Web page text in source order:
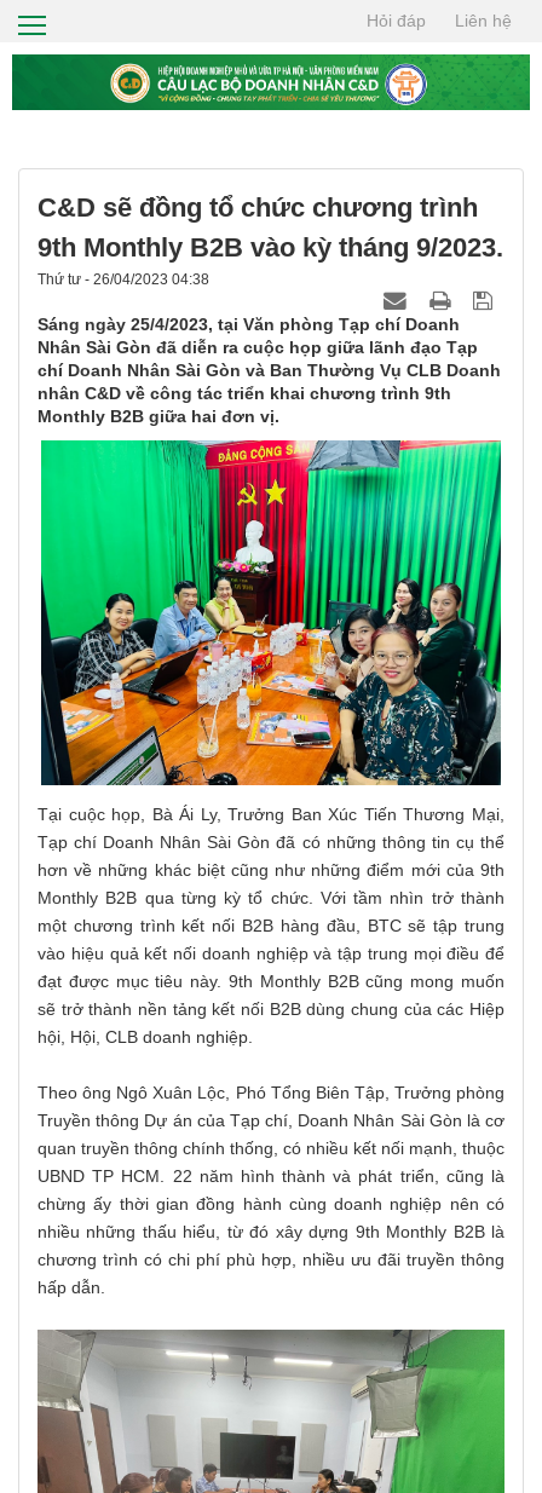
Hỏi đáp Liên hệ
CƠ HỘI GIAO THƯƠNG
TÌM KIẾM
LIÊN HỆ
C&D sẽ đồng tổ chức chương trình
9th Monthly B2B vào kỳ tháng 9/2023.
Thứ tư - 26/04/2023 04:38
Sáng ngày 25/4/2023, tại Văn phòng Tạp chí Doanh
Nhân Sài Gòn đã diễn ra cuộc họp giữa lãnh đạo Tạp
chí Doanh Nhân Sài Gòn và Ban Thường Vụ CLB Doanh
nhân C&D về công tác triển khai chương trình 9th
Monthly B2B giữa hai đơn vị.
Tại cuộc họp, Bà Ái Ly, Trưởng Ban Xúc Tiến Thương Mại,
Tạp chí Doanh Nhân Sài Gòn đã có những thông tin cụ thể
hơn về những khác biệt cũng như những điểm mới của 9th
Monthly B2B qua từng kỳ tổ chức. Với tầm nhìn trở thành
một chương trình kết nối B2B hàng đầu, BTC sẽ tập trung
vào hiệu quả kết nối doanh nghiệp và tập trung mọi điều để
đạt được mục tiêu này. 9th Monthly B2B cũng mong muốn
sẽ trở thành nền tảng kết nối B2B dùng chung của các Hiệp
hội, Hội, CLB doanh nghiệp.
Theo ông Ngô Xuân Lộc, Phó Tổng Biên Tập, Trưởng phòng
Truyền thông Dự án của Tạp chí, Doanh Nhân Sài Gòn là cơ
quan truyền thông chính thống, có nhiều kết nối mạnh, thuộc
UBND TP HCM. 22 năm hình thành và phát triển, cũng là
chừng ấy thời gian đồng hành cùng doanh nghiệp nên có
nhiều những thấu hiểu, từ đó xây dựng 9th Monthly B2B là
chương trình có chi phí phù hợp, nhiều ưu đãi truyền thông
hấp dẫn.